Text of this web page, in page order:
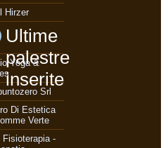
Hirzer
Ultime
palestre
inserite
Yoga &
Srl
Di Estetica
Verte
Fisioterapia -